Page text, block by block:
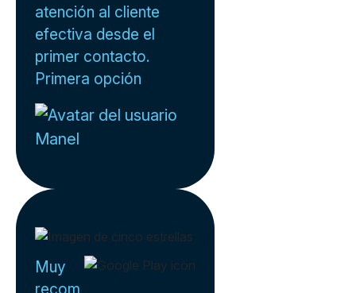
atención al cliente
efectiva desde el
primer contacto.
Primera opción
Manel
Muy